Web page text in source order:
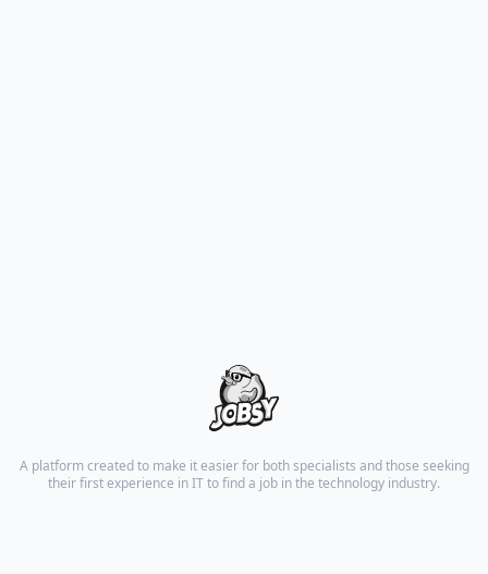
A platform created to make it easier for both specialists and those seeking
their first experience in IT to find a job in the technology industry.